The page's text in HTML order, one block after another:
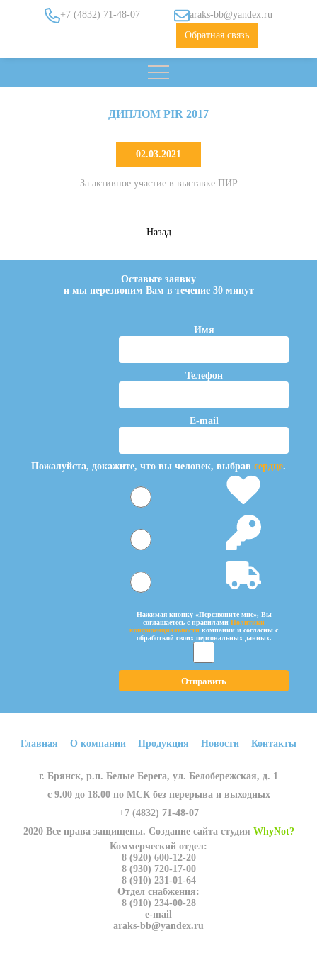
+7 (4832) 71-48-07
araks-bb@yandex.ru
Обратная связь
ДИПЛОМ PIR 2017
02.03.2021
За активное участие в выставке ПИР
Назад
Оставьте заявку
и мы перезвоним Вам в течение 30 минут
Имя
Телефон
E-mail
Пожалуйста, докажите, что вы человек, выбрав сердце.
Нажимая кнопку «Перезвоните мне», Вы
соглашаетесь c правилами Политики
конфиденциальности компании и согласны с
обработкой своих персональных данных.
Главная О компании Продукция Новости Контакты
г. Брянск, р.п. Белые Берега, ул. Белобережская, д. 1
с 9.00 до 18.00 по МСК без перерыва и выходных
+7 (4832) 71-48-07
2020 Все права защищены. Создание сайта студия WhyNot?
Коммерческий отдел:
8 (920) 600-12-20
8 (930) 720-17-00
8 (910) 231-01-64
Отдел снабжения:
8 (910) 234-00-28
e-mail
araks-bb@yandex.ru